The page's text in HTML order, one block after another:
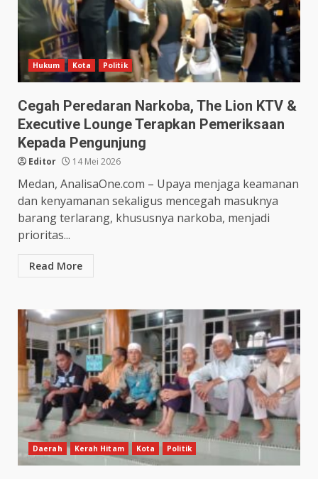
Hukum Kota Politik
Cegah Peredaran Narkoba, The Lion KTV &
Executive Lounge Terapkan Pemeriksaan
Kepada Pengunjung
Editor 14 Mei 2026
Medan, AnalisaOne.com – Upaya menjaga keamanan
dan kenyamanan sekaligus mencegah masuknya
barang terlarang, khususnya narkoba, menjadi
prioritas...
Read More
Daerah Kerah Hitam Kota Politik